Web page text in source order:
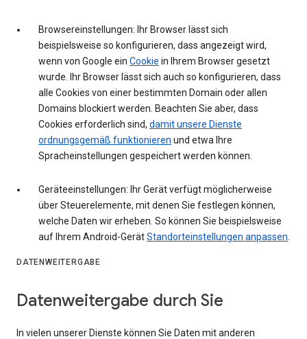
Browsereinstellungen: Ihr Browser lässt sich
beispielsweise so konfigurieren, dass angezeigt wird,
wenn von Google ein Cookie in Ihrem Browser gesetzt
wurde. Ihr Browser lässt sich auch so konfigurieren, dass
alle Cookies von einer bestimmten Domain oder allen
Domains blockiert werden. Beachten Sie aber, dass
Cookies erforderlich sind, damit unsere Dienste
ordnungsgemäß funktionieren und etwa Ihre
Spracheinstellungen gespeichert werden können.
Geräteeinstellungen: Ihr Gerät verfügt möglicherweise
über Steuerelemente, mit denen Sie festlegen können,
welche Daten wir erheben. So können Sie beispielsweise
auf Ihrem Android-GerätStandorteinstellungen anpassen
DATENWEITERGABE
Datenweitergabe durch Sie
In vielen unserer Dienste können Sie Daten mit anderen